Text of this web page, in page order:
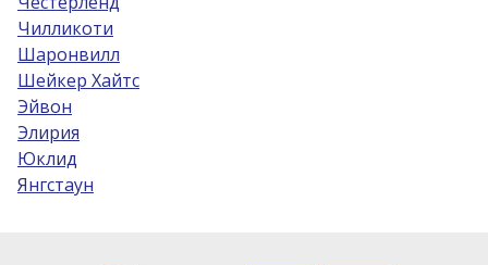
Чилликоти
Шаронвилл
Шейкер Хайтс
Эйвон
Элирия
Юклид
Янгстаун